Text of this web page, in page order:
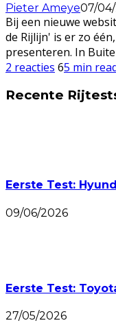
Pieter Ameye07/
Bij een nieuwe
de Rijlijn' is er zo
presenteren. In
2 reacties 65 min
Recente
Eerste Test:
09/06/2026
Eerste Test:
27/05/2026